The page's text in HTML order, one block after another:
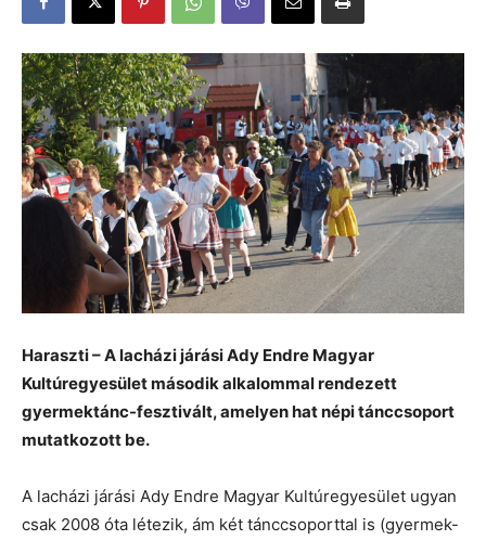
Haraszti – A lacházi járási Ady Endre Magyar
Kultúregyesület második alkalommal rendezett
gyermektánc-fesztivált, amelyen hat népi tánccsoport
mutatkozott be.
A lacházi járási Ady Endre Magyar Kultúregyesület ugyan
csak 2008 óta létezik, ám két tánccsoporttal is (gyermek-